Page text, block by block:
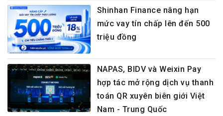
Shinhan Finance nâng hạn
mức vay tín chấp lên đến 500
triệu đồng
NAPAS, BIDV và Weixin Pay
hợp tác mở rộng dịch vụ thanh
toán QR xuyên biên giới Việt
Nam - Trung Quốc